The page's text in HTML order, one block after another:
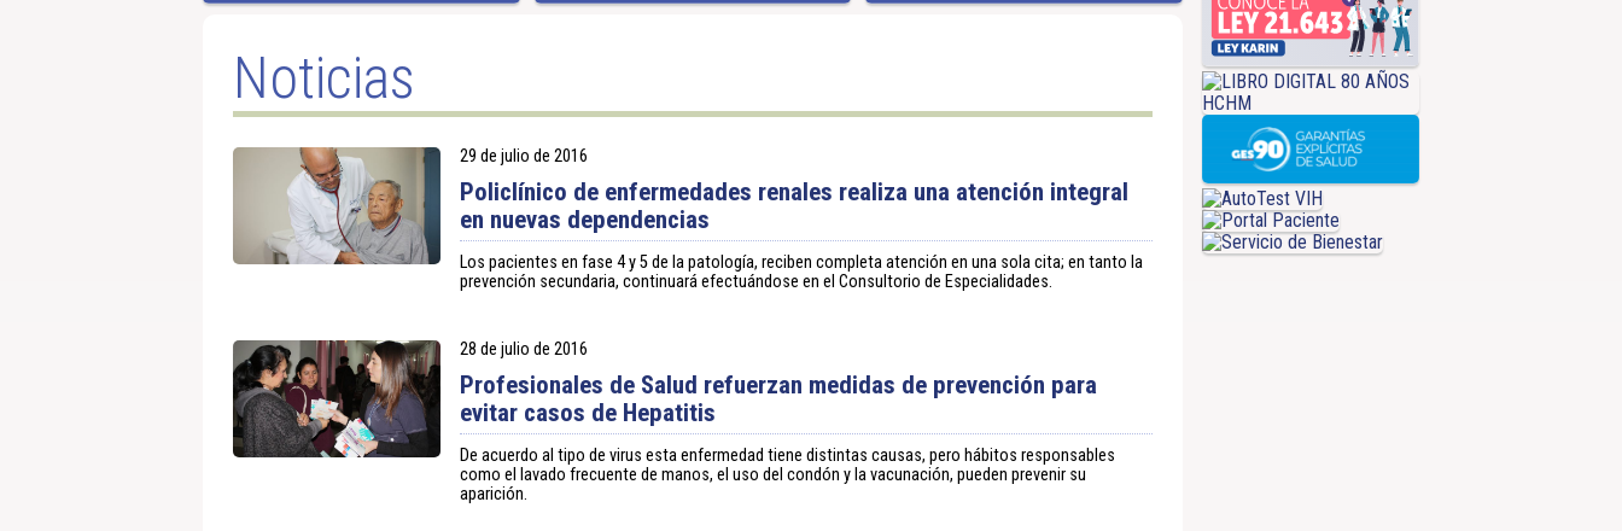
Noticias
29 de julio de 2016
Policlínico de enfermedades renales realiza una atención integral
en nuevas dependencias
Los pacientes en fase 4 y 5 de la patología, reciben completa atención en una sola cita; en tanto la
prevención secundaria, continuará efectuándose en el Consultorio de Especialidades.
28 de julio de 2016
Profesionales de Salud refuerzan medidas de prevención para
evitar casos de Hepatitis
De acuerdo al tipo de virus esta enfermedad tiene distintas causas, pero hábitos responsables
como el lavado frecuente de manos, el uso del condón y la vacunación, pueden prevenir su
aparición.